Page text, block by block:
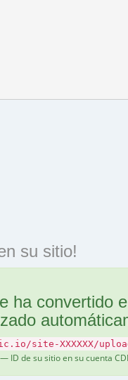
su sitio!
ha convertido
site-XXXXXX/
— ID de su sitio en su cuenta